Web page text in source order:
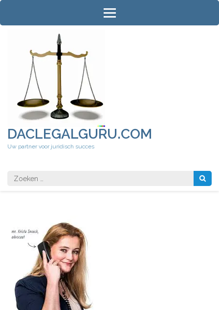
Ga
inhoud
DACLEGALGURU.COM
Uw partner voor juridisch succes
Zoeken
naar: